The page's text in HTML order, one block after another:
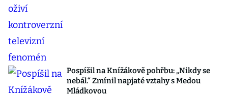
Pospíšil na Knížákově pohřbu: „Nikdy se
nebál.“ Zmínil napjaté vztahy s Medou
Mládkovou